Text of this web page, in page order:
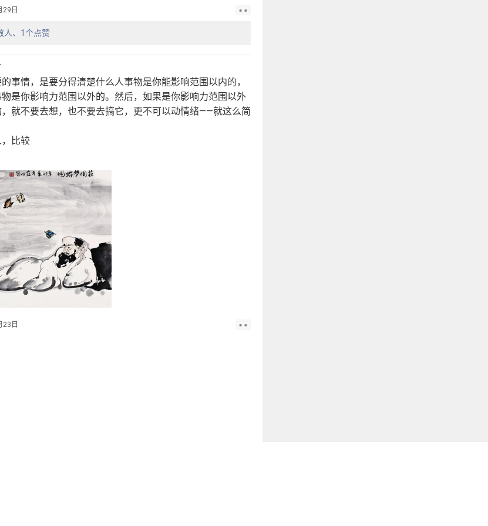
29日
人、1个点赞
事情，是要分得清楚什么人事物是你能影响范围以内的，
是你影响力范围以外的。然后，如果是你影响力范围以外
，就不要去想，也不要去搞它，更不可以动情绪——就这么简
比较
23日